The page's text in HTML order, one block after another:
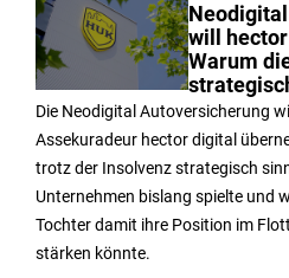
will
Warum
Die Neodigital Autoversicherung
Assekuradeur hector digital
trotz der Insolvenz strategisch
Unternehmen bislang spielte und
Tochter damit ihre Position im
stärken könnte.